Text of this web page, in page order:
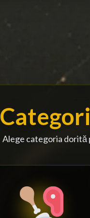
Alege categoria dorită